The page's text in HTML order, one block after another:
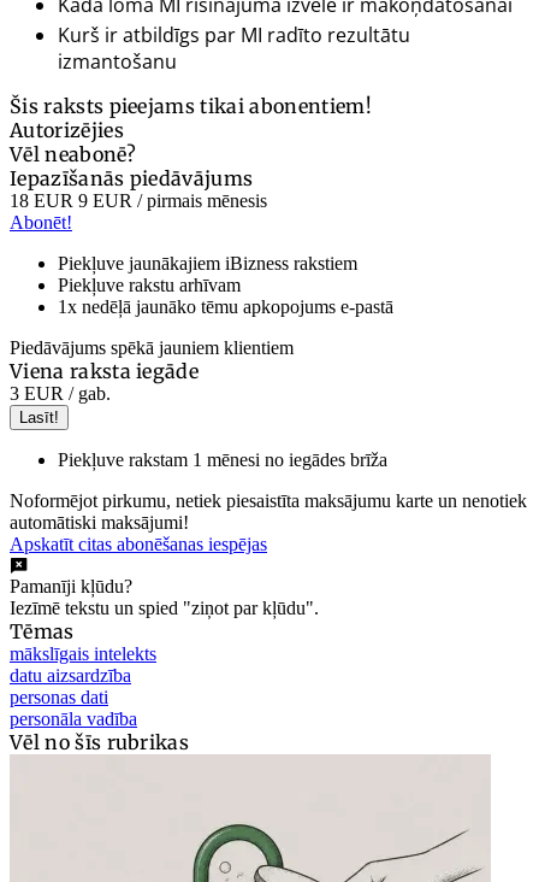
Kurš ir atbildīgs par MI radīto rezultātu
izmantošanu
Šis raksts pieejams tikai abonentiem!
Autorizējies
Vēl neabonē?
Iepazīšanās piedāvājums
18 EUR 9 EUR / pirmais mēnesis
Abonēt!
Piekļuve jaunākajiem iBizness rakstiem
Piekļuve rakstu arhīvam
1x nedēļā jaunāko tēmu apkopojums e-pastā
Piedāvājums spēkā jauniem klientiem
Viena raksta iegāde
3 EUR / gab.
Lasīt!
Piekļuve rakstam 1 mēnesi no iegādes brīža
Noformējot pirkumu, netiek piesaistīta maksājumu karte un nenotiek
automātiski maksājumi!
Apskatīt citas abonēšanas iespējas
Pamanīji kļūdu?
Iezīmē tekstu un spied "ziņot par kļūdu".
Tēmas
mākslīgais intelekts
datu aizsardzība
personas dati
personāla vadība
Vēl no šīs rubrikas